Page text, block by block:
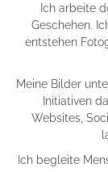
Ich arbeite
Geschehen.
entstehen
Meine Bilder
Initiativen
Websites,
Ich begleite